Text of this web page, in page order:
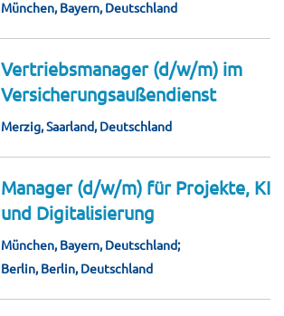
München, Bayern, Deutschland
Vertriebsmanager (d/w/m) im
Versicherungsaußendienst
Merzig, Saarland, Deutschland
Manager (d/w/m) für Projekte, KI
und Digitalisierung
München, Bayern, Deutschland;
Berlin, Berlin, Deutschland